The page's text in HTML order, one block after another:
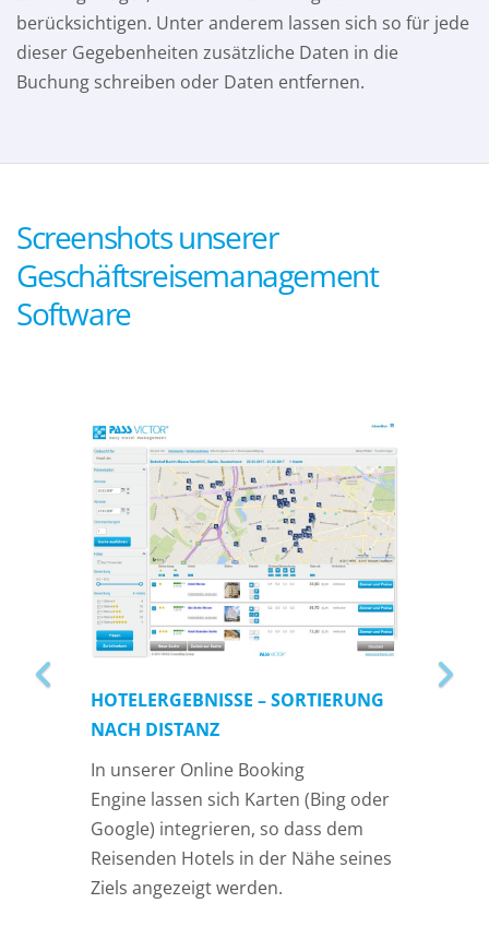
berücksichtigen. Unter anderem lassen sich so für jede
dieser Gegebenheiten zusätzliche Daten in die
Buchung schreiben oder Daten entfernen.
Screenshots unserer
Geschäftsreisemanagement
Software
HOTELERGEBNISSE – SORTIERUNG
NACH DISTANZ
In unserer Online Booking
Engine lassen sich Karten (Bing oder
Google) integrieren, so dass dem
Reisenden Hotels in der Nähe seines
Ziels angezeigt werden.